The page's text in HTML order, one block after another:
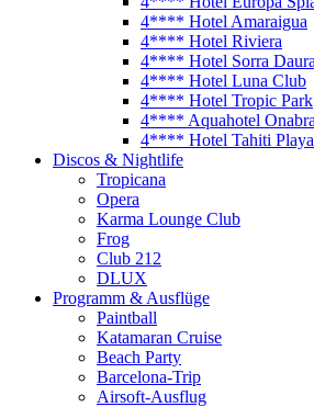
4**** Hotel Amaraigua
4**** Hotel Riviera
4**** Hotel Sorra
4**** Hotel Luna Club
4**** Hotel Tropic Park
4**** Aquahotel
4**** Hotel Tahiti Playa
Discos & Nightlife
Tropicana
Opera
Karma Lounge Club
Frog
Club 212
DLUX
Programm & Ausflüge
Paintball
Katamaran Cruise
Beach Party
Barcelona-Trip
Airsoft-Ausflug